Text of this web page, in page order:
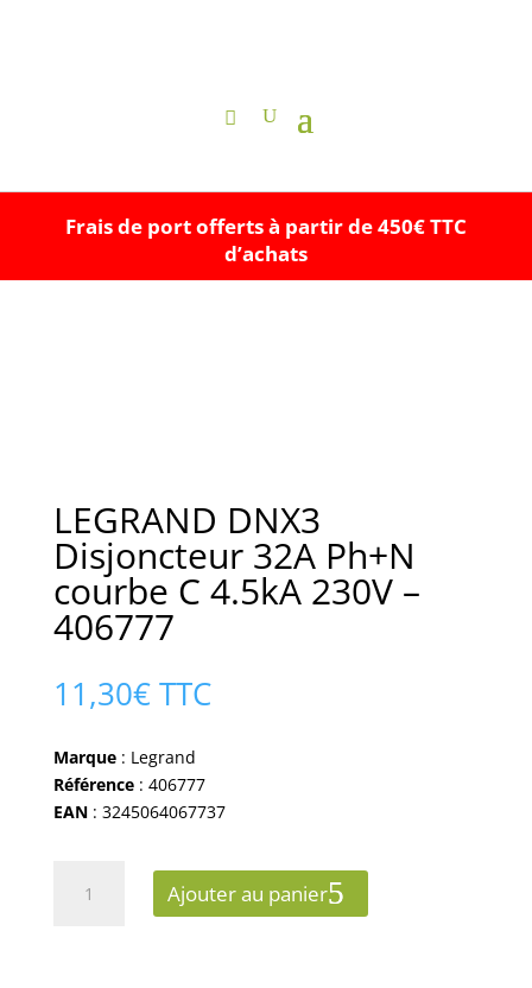
Frais de port offerts à partir de 450€ TTC
d’achats
LEGRAND DNX3
Disjoncteur 32A Ph+N
courbe C 4.5kA 230V –
406777
11,30€ TTC
Marque: Legrand
Référence: 406777
EAN: 3245064067737
Ajouter au panier